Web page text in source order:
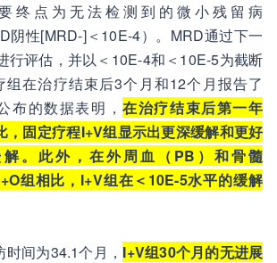
终点为无法检测到的微小残留病
阴性[MRD-]＜10E-4）。MRD通过下一
行评估，并以＜10E-4和＜10E-5为截断
组在治疗结束后3个月和12个月报告了
布的数据表明，在治疗结束后第一年
，固定疗程I+V组显示出更深缓解和更好
解。此外，在外周血（PB）和骨髓
组相比，I+V组在＜10E-5水平的缓解
间为34.1个月， I+V组30个月的无进展